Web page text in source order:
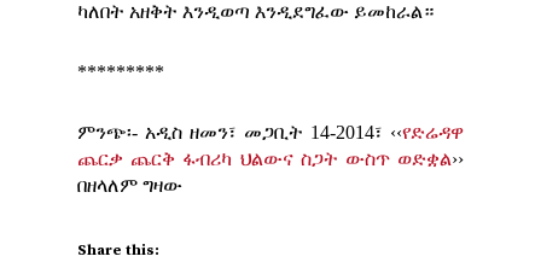
ካለበት አዘቅት እንዲወጣ እንዲደግፈው ይመከራል።
*********
ምንጭ፡- አዲስ ዘመን፣ መጋቢት 14-2014፣ ‹‹የድሬዳዋ
ጨርቃ ጨርቅ ፋብሪካ ህልውና ስጋት ውስጥ ወድቋል››
በዘላለም ግዛው
Share this: